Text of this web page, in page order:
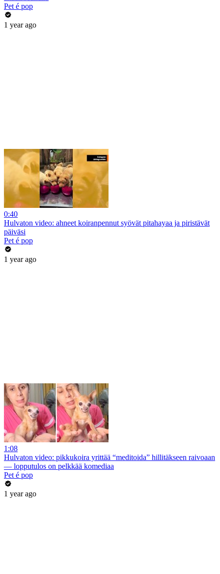
Pet é pop
1 year ago
0:40
Hulvaton video: ahneet koiranpennut syövät pitahayaa ja piristävät
päiväsi
Pet é pop
1 year ago
1:08
Hulvaton video: pikkukoira yrittää “meditoida” hillitäkseen raivoaan
— lopputulos on pelkkää komediaa
Pet é pop
1 year ago